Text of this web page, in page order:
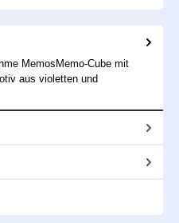
MemosMemo-Cube mit
aus violetten und